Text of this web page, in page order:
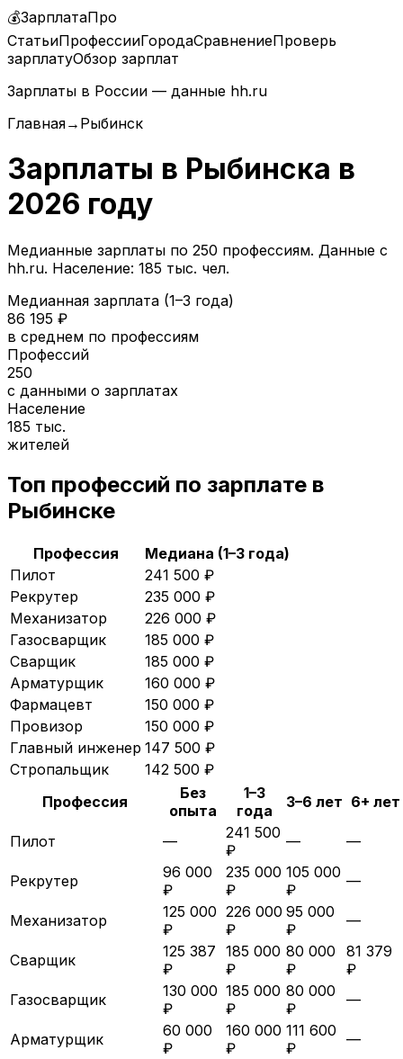
💰ЗарплатаПро
СтатьиПрофессииГородаСравнениеПроверь
зарплатуОбзор зарплат
Зарплаты в России — данные hh.ru
Главная→ Рыбинск
Зарплаты в Рыбинска в
2026 году
Медианные зарплаты по 250 профессиям. Данные с
hh.ru. Население: 185 тыс. чел.
Медианная зарплата (1–3 года)
86 195 ₽
в среднем по профессиям
Профессий
250
с данными о зарплатах
Население
185 тыс.
жителей
Топ профессий по зарплате в
Рыбинске
Профессия
Медиана (1–3 года)
Пилот
241 500 ₽
Рекрутер
235 000 ₽
Механизатор
226 000 ₽
Газосварщик
185 000 ₽
Сварщик
185 000 ₽
Арматурщик
160 000 ₽
Фармацевт
150 000 ₽
Провизор
150 000 ₽
Главный инженер 147 500 ₽
Стропальщик
142 500 ₽
Профессия
Без
опыта
1–3
года
3–6 лет 6+ лет
Пилот —
241 500
₽
— —
Рекрутер
96 000
₽
235 000
₽
105 000
₽
—
Механизатор
125 000
₽
226 000
₽
95 000
₽
—
Сварщик
125 387
₽
185 000
₽
80 000
₽
81 379
₽
Газосварщик
130 000
₽
185 000
₽
80 000
₽
—
Арматурщик
60 000
₽
160 000
₽
111 600
₽
—